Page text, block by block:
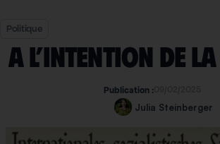
Politique
A l’intention de
Publication :
Julia Steinberger